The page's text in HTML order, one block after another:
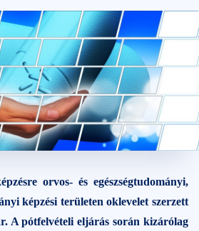
orvos- és egészségtudományi,
képzési területen oklevelet szerzett
A pótfelvételi eljárás során kizárólag